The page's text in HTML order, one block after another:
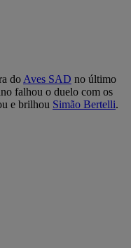
do Aves SAD no último
falhou o duelo com os
e brilhou Simão Bertelli.